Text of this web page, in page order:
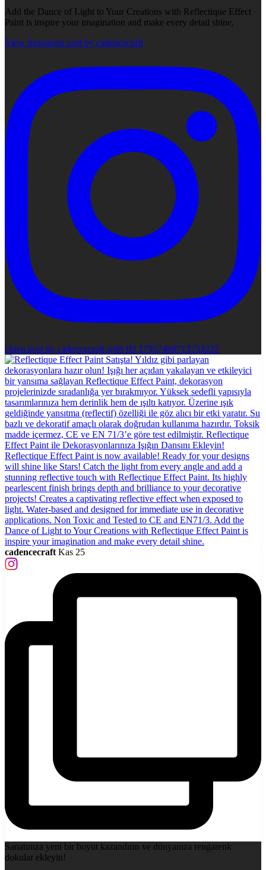
Add the Dance of Light to Your Creations with Reflectique Effect
Paint is inspire your imagination and make every detail shine.
View Instagram post by cadencecraft
Open post by cadencecraft with ID 17957469713733222
cadencecraft Kas 25
Sanatınıza yeni bir boyut kazandırın ve dünyanıza rengarenk
dokular ekleyin!